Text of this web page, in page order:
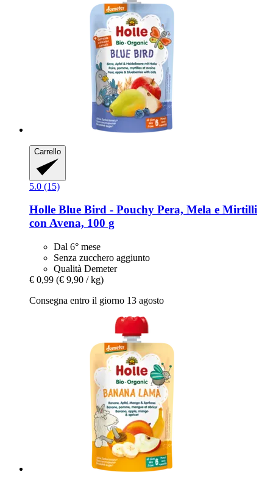
Carrello
5.0 (15)
Holle Blue Bird -​ Pouchy Pera, Mela e Mirtilli
con Avena, 100 g
Dal 6° mese
Senza zucchero aggiunto
Qualità Demeter
€ 0,99 (€ 9,90 / kg)
Consegna entro il giorno 13 agosto